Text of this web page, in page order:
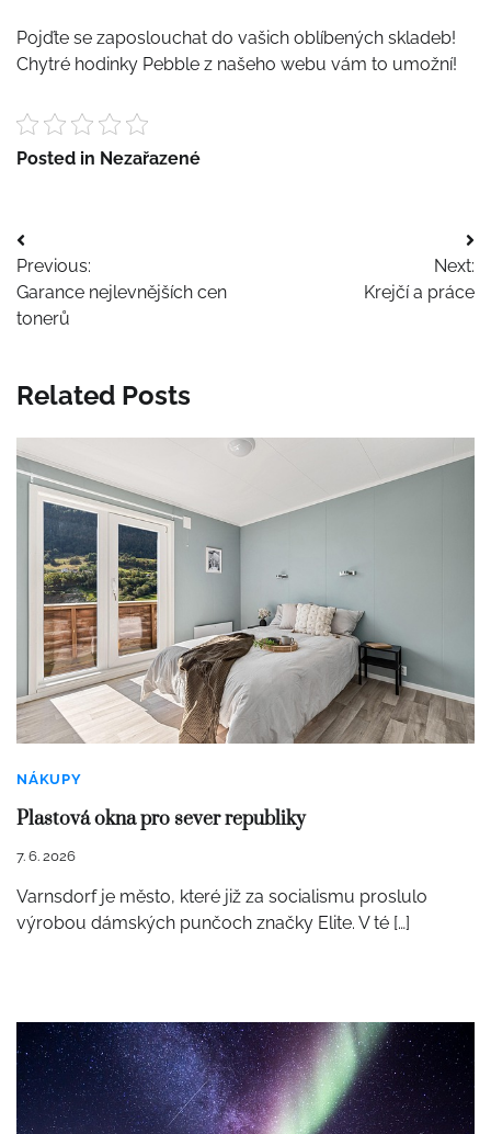
Pojďte se zaposlouchat do vašich oblíbených skladeb!
Chytré hodinky Pebble z našeho webu vám to umožní!
Posted in Nezařazené
Navigace
pro
příspěvek
Previous:
Garance nejlevnějších cen
tonerů
Next:
Krejčí a práce
Related Posts
NÁKUPY
Plastová okna pro sever republiky
7. 6. 2026
Varnsdorf je město, které již za socialismu proslulo
výrobou dámských punčoch značky Elite. V té […]